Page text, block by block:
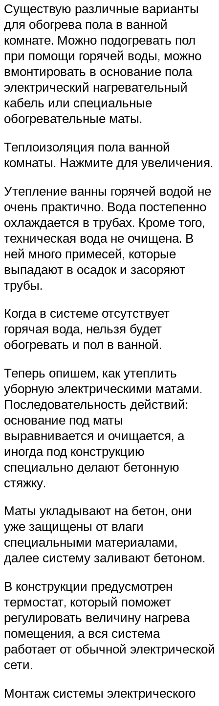
Существую различные варианты
для обогрева пола в ванной
комнате. Можно подогревать пол
при помощи горячей воды, можно
вмонтировать в основание пола
электрический нагревательный
кабель или специальные
обогревательные маты.
Теплоизоляция пола ванной
комнаты. Нажмите для увеличения.
Утепление ванны горячей водой не
очень практично. Вода постепенно
охлаждается в трубах. Кроме того,
техническая вода не очищена. В
ней много примесей, которые
выпадают в осадок и засоряют
трубы.
Когда в системе отсутствует
горячая вода, нельзя будет
обогревать и пол в ванной.
Теперь опишем, как утеплить
уборную электрическими матами.
Последовательность действий:
основание под маты
выравнивается и очищается, а
иногда под конструкцию
специально делают бетонную
стяжку.
Маты укладывают на бетон, они
уже защищены от влаги
специальными материалами,
далее систему заливают бетоном.
В конструкции предусмотрен
термостат, который поможет
регулировать величину нагрева
помещения, а вся система
работает от обычной электрической
сети.
Монтаж системы электрического